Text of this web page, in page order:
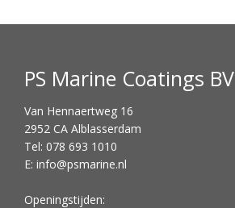
PS Marine Coatings BV
Van Hennaertweg 16
2952 CA Alblasserdam
Tel: 078 693 1010
E: info@psmarine.nl
Openingstijden: